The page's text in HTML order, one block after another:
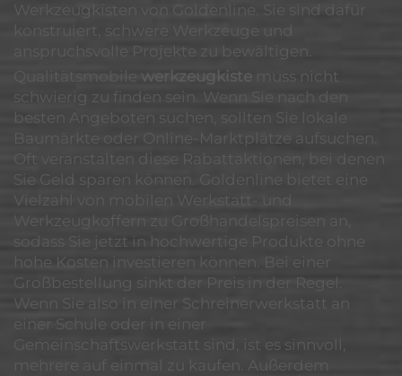
Werkzeugkisten von Goldenline. Sie sind dafür
konstruiert, schwere Werkzeuge und
anspruchsvolle Projekte zu bewältigen.
Qualitätsmobile werkzeugkiste
muss nicht
schwierig zu finden sein. Wenn Sie nach den
besten Angeboten suchen, sollten Sie lokale
Baumärkte oder Online-Marktplätze aufsuchen.
Oft veranstalten diese Rabattaktionen, bei denen
Sie Geld sparen können. Goldenline bietet eine
Vielzahl von mobilen Werkstatt- und
Werkzeugkoffern zu Großhandelspreisen an,
sodass Sie jetzt in hochwertige Produkte ohne
hohe Kosten investieren können. Bei einer
Großbestellung sinkt der Preis in der Regel.
Wenn Sie also in einer Schreinerwerkstatt an
einer Schule oder in einer
Gemeinschaftswerkstatt sind, ist es sinnvoll,
mehrere auf einmal zu kaufen. Außerdem